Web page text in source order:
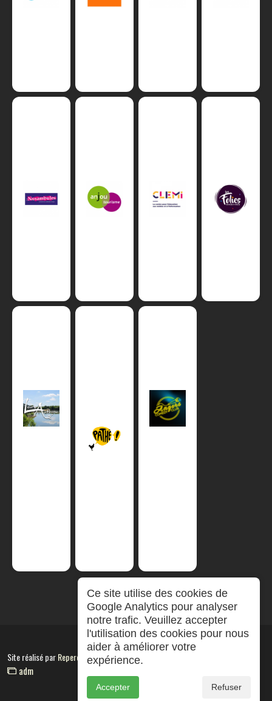
Site réalisé parRepereCom
adm
Ce site utilise des cookies de
Google Analytics pour analyser
notre trafic. Veuillez accepter
l'utilisation des cookies pour nous
aider à améliorer votre
expérience.
Accepter Refuser